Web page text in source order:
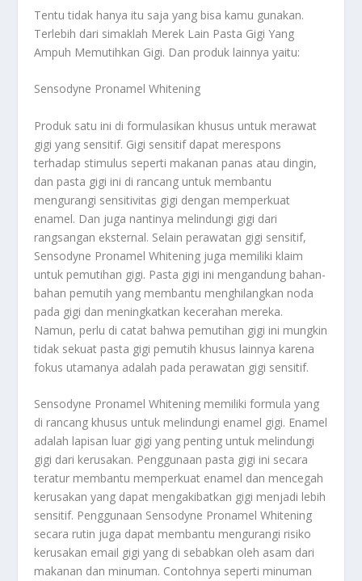
Tentu tidak hanya itu saja yang bisa kamu gunakan.
Terlebih dari simaklah Merek Lain Pasta Gigi Yang
Ampuh Memutihkan Gigi. Dan produk lainnya yaitu:
Sensodyne Pronamel Whitening
Produk satu ini di formulasikan khusus untuk merawat
gigi yang sensitif. Gigi sensitif dapat merespons
terhadap stimulus seperti makanan panas atau dingin,
dan pasta gigi ini di rancang untuk membantu
mengurangi sensitivitas gigi dengan memperkuat
enamel. Dan juga nantinya melindungi gigi dari
rangsangan eksternal. Selain perawatan gigi sensitif,
Sensodyne Pronamel Whitening juga memiliki klaim
untuk pemutihan gigi. Pasta gigi ini mengandung bahan-
bahan pemutih yang membantu menghilangkan noda
pada gigi dan meningkatkan kecerahan mereka.
Namun, perlu di catat bahwa pemutihan gigi ini mungkin
tidak sekuat pasta gigi pemutih khusus lainnya karena
fokus utamanya adalah pada perawatan gigi sensitif.
Sensodyne Pronamel Whitening memiliki formula yang
di rancang khusus untuk melindungi enamel gigi. Enamel
adalah lapisan luar gigi yang penting untuk melindungi
gigi dari kerusakan. Penggunaan pasta gigi ini secara
teratur membantu memperkuat enamel dan mencegah
kerusakan yang dapat mengakibatkan gigi menjadi lebih
sensitif. Penggunaan Sensodyne Pronamel Whitening
secara rutin juga dapat membantu mengurangi risiko
kerusakan email gigi yang di sebabkan oleh asam dari
makanan dan minuman. Contohnya seperti minuman